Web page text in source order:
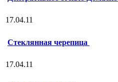
17.04.11
Стеклянная черепица
17.04.11